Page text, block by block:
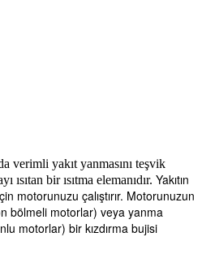
verimli yakıt yanmasını teşvik
ısıtan bir ısıtma elemanıdır. Yakıtın
motorunuzu çalıştırır. Motorunuzun
bölmeli motorlar) veya yanma
motorlar) bir kızdırma bujisi